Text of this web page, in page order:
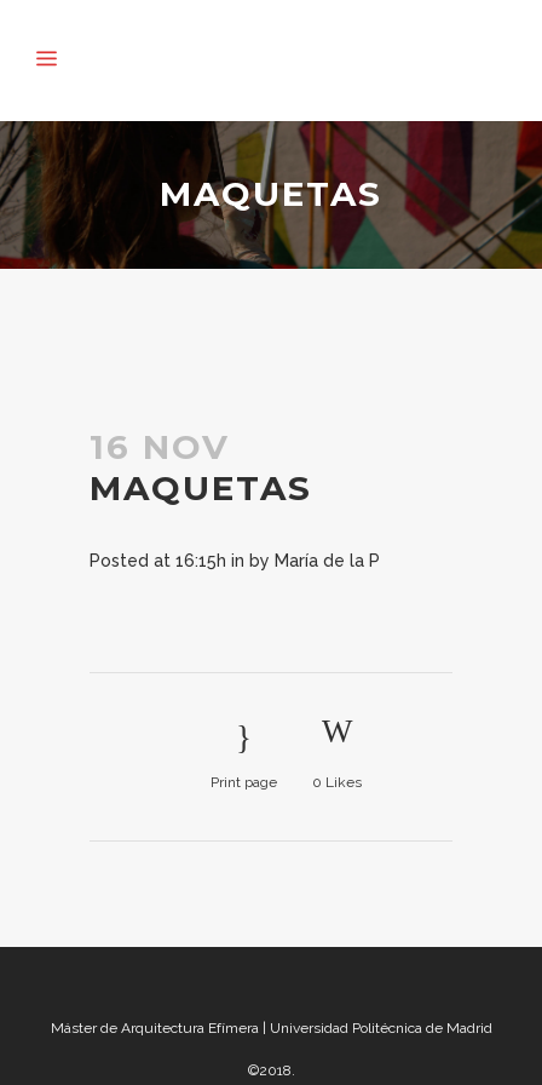
MAQUETAS
16 NOV
MAQUETAS
Posted at 16:15h in by María de la P
Print page 0 Likes
Máster de Arquitectura Efímera | Universidad Politécnica de Madrid
©2018.